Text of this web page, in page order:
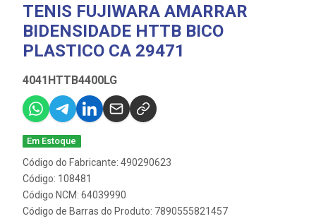
TENIS FUJIWARA AMARRAR
BIDENSIDADE HTTB BICO
PLASTICO CA 29471
4041HTTB4400LG
Em Estoque
Código do Fabricante: 490290623
Código: 108481
Código NCM: 64039990
Código de Barras do Produto: 7890555821457